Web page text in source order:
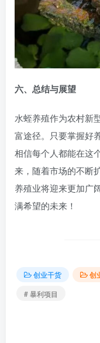
六、总结与展望
水蛭养殖作为农村新
富途径。只要掌握好
相信每个人都能在这
来，随着市场的不断
养殖业将迎来更加广
满希望的未来！
创业干货 创
# 暴利项目